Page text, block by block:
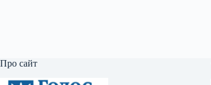
Про сайт